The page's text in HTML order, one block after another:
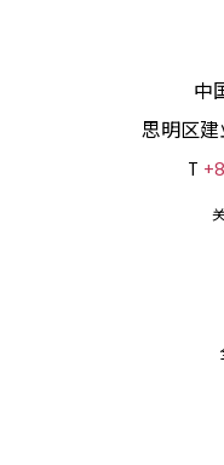
中
思明区建
T